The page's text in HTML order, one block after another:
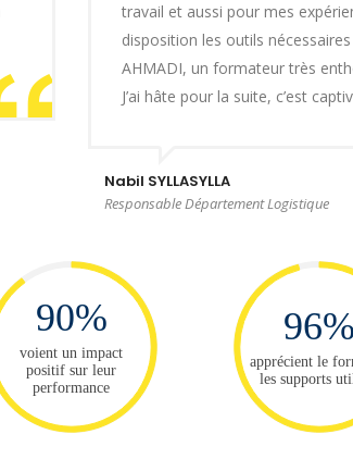
travail et aussi pour mes
disposition les outils
AHMADI, un formateur très
J’ai hâte pour la suite, c’est
Nabil SYLLASYLLA
Responsable Département Logistique
90%
voient un impact
positif sur leur
performance
96%
apprécient le
les supports